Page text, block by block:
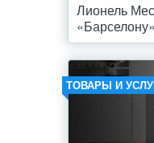
Лионель
«Барселону»
ТОВАРЫ И